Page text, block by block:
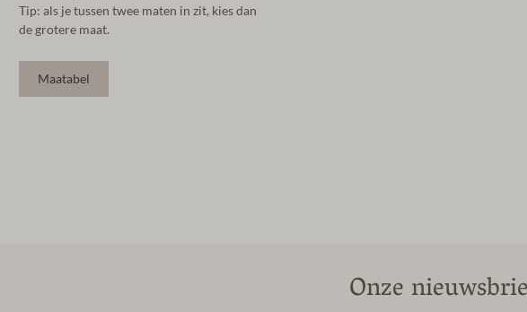
Tip: als je tussen twee maten in zit, kies dan
de grotere maat.
Maatabel
Onze